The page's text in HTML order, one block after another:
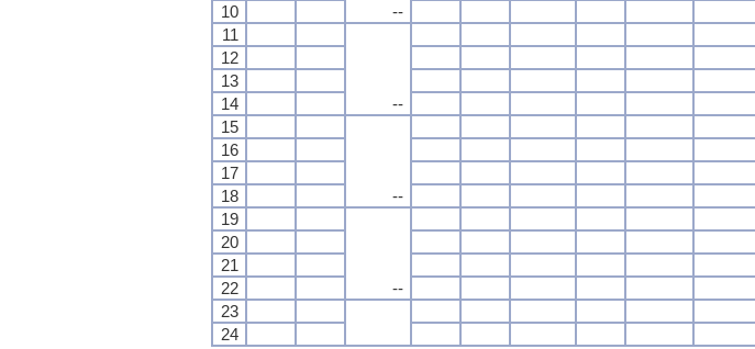
--
10
11
--
12
13
14
15
--
16
17
18
19
--
20
21
22
23
24